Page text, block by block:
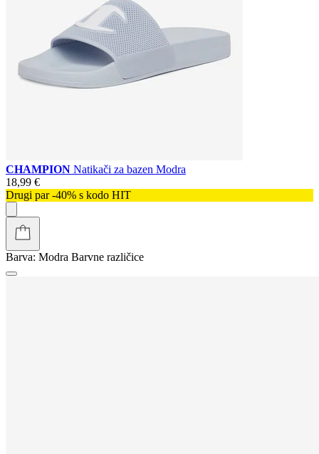
CHAMPION Natikači za bazen Modra
18,99 €
Drugi par -40% s kodo HIT
Barva: Modra Barvne različice